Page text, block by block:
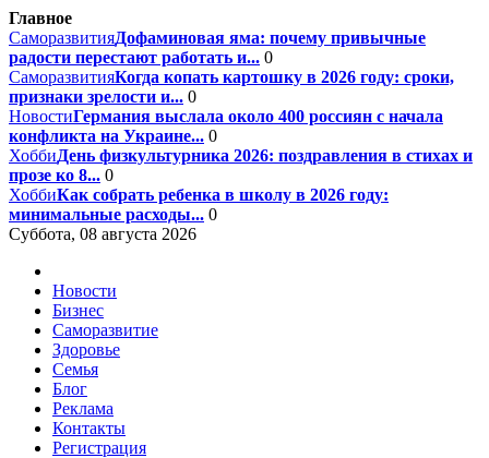
Главное
СаморазвитияДофаминовая яма: почему привычные
радости перестают работать и... 0
СаморазвитияКогда копать картошку в 2026 году: сроки,
признаки зрелости и... 0
НовостиГермания выслала около 400 россиян с начала
конфликта на Украине... 0
ХоббиДень физкультурника 2026: поздравления в стихах и
прозе ко 8... 0
ХоббиКак собрать ребенка в школу в 2026 году:
минимальные расходы... 0
Суббота, 08 августа 2026
Новости
Бизнес
Саморазвитие
Здоровье
Семья
Блог
Реклама
Контакты
Регистрация